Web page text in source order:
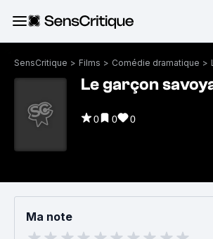
SensCritique > Films > Comédie dramatique >
Le garçon
0 0 0
Ma note